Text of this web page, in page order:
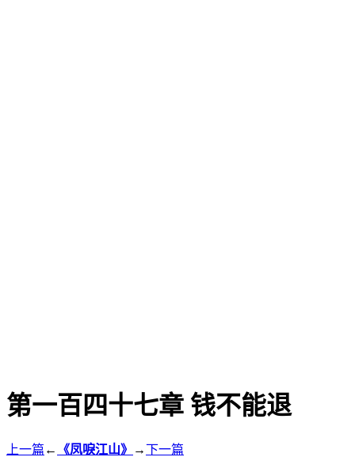
第一百四十七章 钱不能退
上一篇 ← 《凤唳江山》 →下一篇